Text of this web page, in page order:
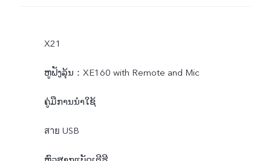
X21
ຫູຟັງລຸ້ນ：XE160 with Remote and Mic
ຄູ່ມືການນຳໃຊ້
สาย USB